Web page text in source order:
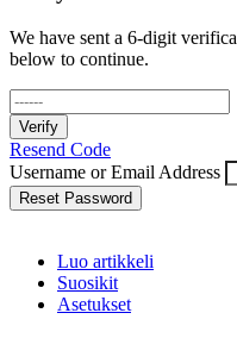
We have sent a 6-digit
below to continue.
Verify
Resend Code
Username or Email Address
Reset Password
Luo artikkeli
Suosikit
Asetukset